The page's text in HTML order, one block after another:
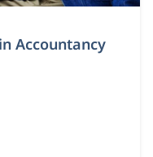
Accountancy